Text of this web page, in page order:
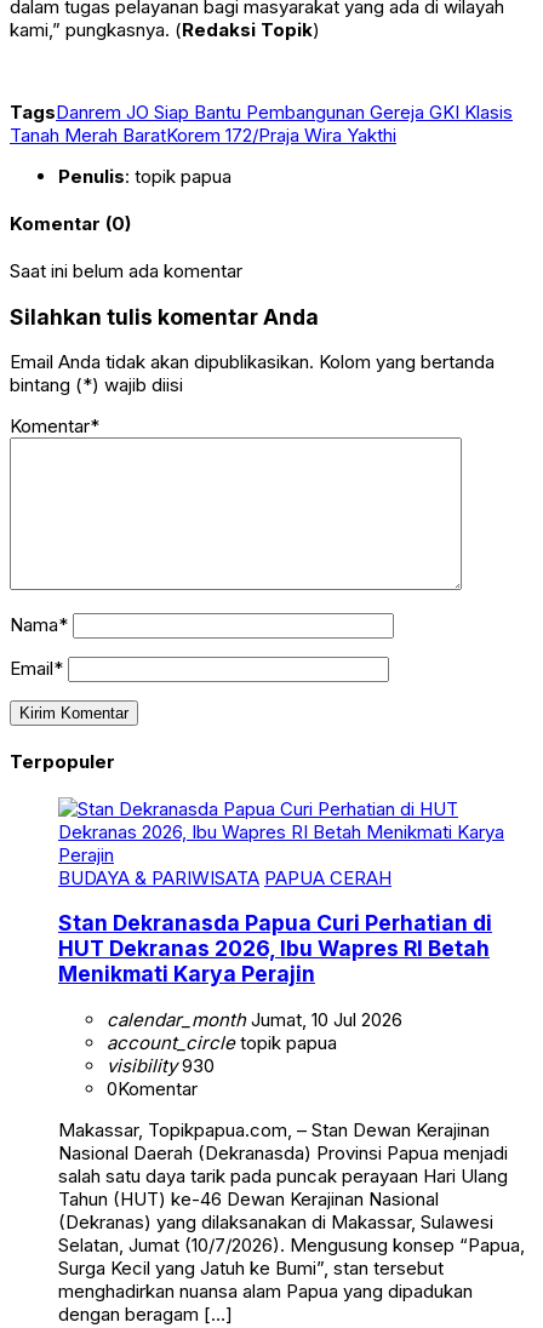
dalam tugas pelayanan bagi masyarakat yang ada di wilayah
kami,” pungkasnya. (Redaksi Topik)
TagsDanrem JO Siap Bantu Pembangunan Gereja GKI Klasis
Tanah Merah BaratKorem 172/Praja Wira Yakthi
Penulis: topik papua
Komentar (0)
Saat ini belum ada komentar
Silahkan tulis komentar Anda
Email Anda tidak akan dipublikasikan. Kolom yang bertanda
bintang (*) wajib diisi
Komentar*
Nama*
Email*
Terpopuler
BUDAYA & PARIWISATA PAPUA CERAH
Stan Dekranasda Papua Curi Perhatian di
HUT Dekranas 2026, Ibu Wapres RI Betah
Menikmati Karya Perajin
calendar_monthJumat, 10 Jul 2026
account_circletopik papua
visibility930
0Komentar
Makassar, Topikpapua.com, – Stan Dewan Kerajinan
Nasional Daerah (Dekranasda) Provinsi Papua menjadi
salah satu daya tarik pada puncak perayaan Hari Ulang
Tahun (HUT) ke-46 Dewan Kerajinan Nasional
(Dekranas) yang dilaksanakan di Makassar, Sulawesi
Selatan, Jumat (10/7/2026). Mengusung konsep “Papua,
Surga Kecil yang Jatuh ke Bumi”, stan tersebut
menghadirkan nuansa alam Papua yang dipadukan
dengan beragam […]